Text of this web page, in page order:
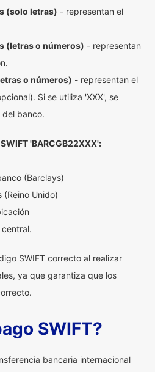
(solo letras) - representan el
(letras o números) - representan
o números) - representan el
Si se utiliza 'XXX', se
del banco.
'BARCGB22XXX':
(Barclays)
(Reino Unido)
SWIFT correcto al realizar
ya que garantiza que los
SWIFT?
bancaria internacional